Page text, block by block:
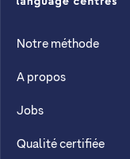
CLL
Notre méthode
A propos
Jobs
Qualité certifiée